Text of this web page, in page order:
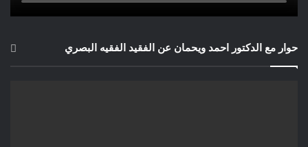
حوار مع الدكتور احمد ويحمان عن الفقيد الفقيه البصري